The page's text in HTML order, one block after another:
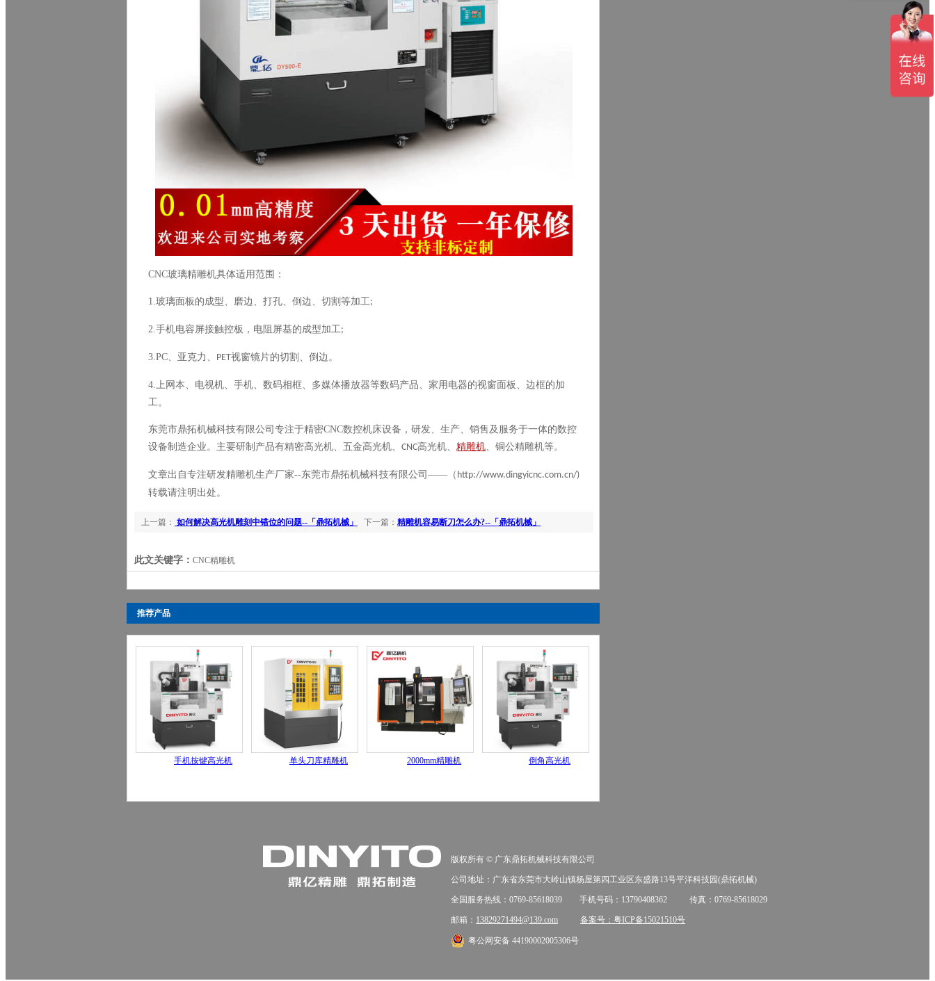
CNC玻璃精雕机具体适用范围：
1.玻璃面板的成型、磨边、打孔、倒边、切割等加工;
2.手机电容屏接触控板，电阻屏基的成型加工;
3.PC、亚克力、 PET视窗镜片的切割、倒边。
4.上网本、电视机、手机、数码相框、多媒体播放器等数码产品、家用电器的视窗面板、边框的加
工。
东莞市鼎拓机械科技有限公司专注于精密CNC数控机床设备，研发、生产、销售及服务于一体的数控
设备制造企业。主要研制产品有精密高光机、五金高光机、 CNC高光机、 精雕机、铜公精雕机等。
文章出自专注研发精雕机生产厂家--东莞市鼎拓机械科技有限公司——（ http://www.dingyicnc.com.cn/)
转载请注明出处。
下一篇： 精雕机容易断刀怎么办?--「鼎拓机械」
上一篇： 如何解决高光机雕刻中错位的问题--「鼎拓机械」
此文关键字： CNC精雕机
推荐产品
手机按键高光机 单头刀库精雕机 2000mm精雕机 倒角高光机
版权所有 © 广东鼎拓机械科技有限公司
公司地址：广东省东莞市大岭山镇杨屋第四工业区东盛路13号平洋科技园(鼎拓机械)
全国服务热线：0769-85618039 手机号码：13790408362 传真：0769-85618029
邮箱： 13829271494@139.com 备案号：粤ICP备15021510号
粤公网安备 44190002005306号